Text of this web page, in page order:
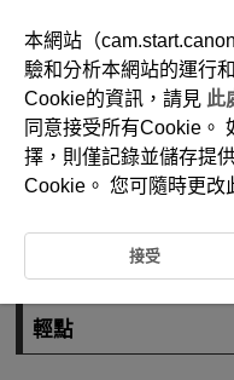
D185-024
輕觸式螢幕操作
輕點
本網站（
驗和分析本網站的運行
Cookie的資訊，請見 此
同意接受所有Cookie。
擇，則僅記錄並儲存提
Cookie。 您可隨時更改
接受